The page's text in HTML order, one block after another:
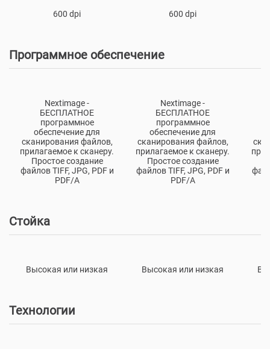
600 dpi 600 dpi
Программное обеспечение
Nextimage -
БЕСПЛАТНОЕ
программное
обеспечение для
сканирования файлов,
прилагаемое к сканеру.
Простое создание
файлов TIFF, JPG, PDF и
PDF/A
Nextimage -
БЕСПЛАТНОЕ
программное
обеспечение для
сканирования файлов,
прилагаемое к сканеру.
Простое создание
файлов TIFF, JPG, PDF и
PDF/A
Стойка
Высокая или низкая Высокая или низкая
Технологии